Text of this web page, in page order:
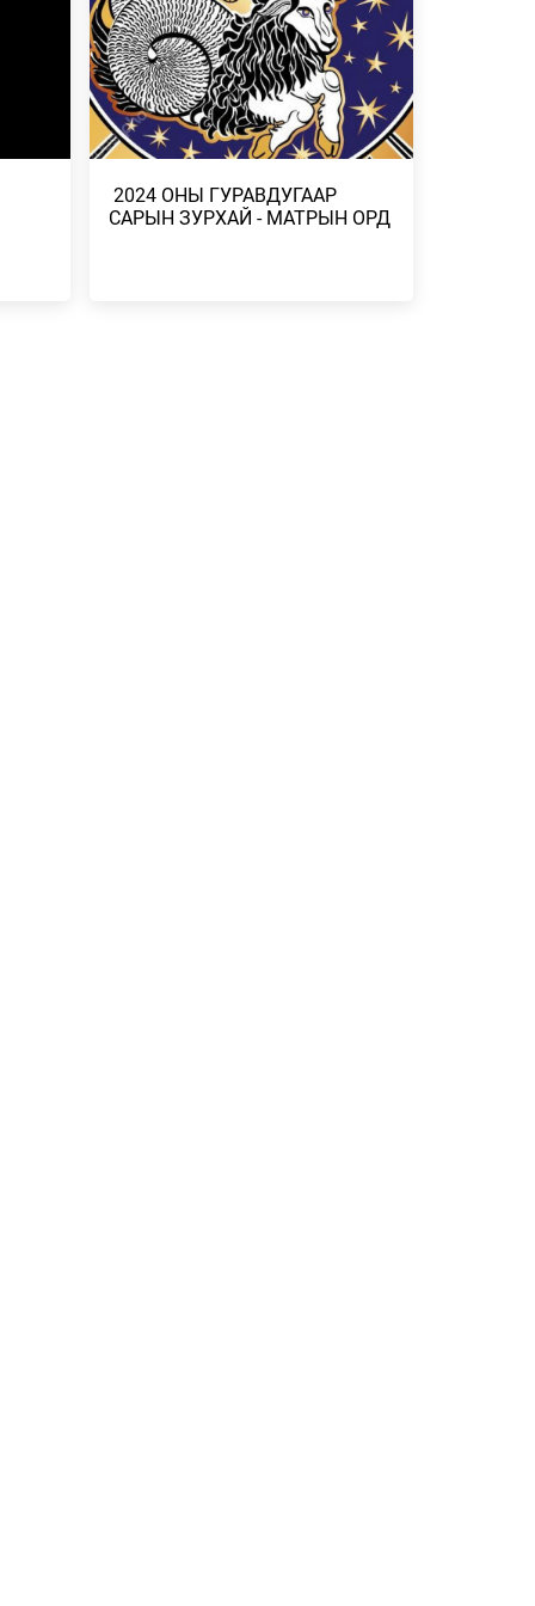
2026/07/23
​ 2024 ОНЫ ГУРАВДУГААР
САРЫН ЗУРХАЙ - МАТРЫН ОРД